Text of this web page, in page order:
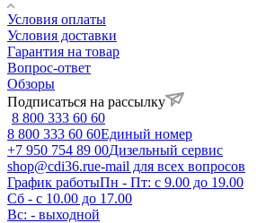
Условия оплаты
Условия доставки
Гарантия на товар
Вопрос-ответ
Обзоры
Подписаться на рассылку
8 800 333 60 60
8 800 333 60 60Единый номер
+7 950 754 89 00Дизельный сервис
shop@cdi36.rue-mail для всех вопросов
График работыПн - Пт: с 9.00 до 19.00
Сб - с 10.00 до 17.00
Вс: - выходной